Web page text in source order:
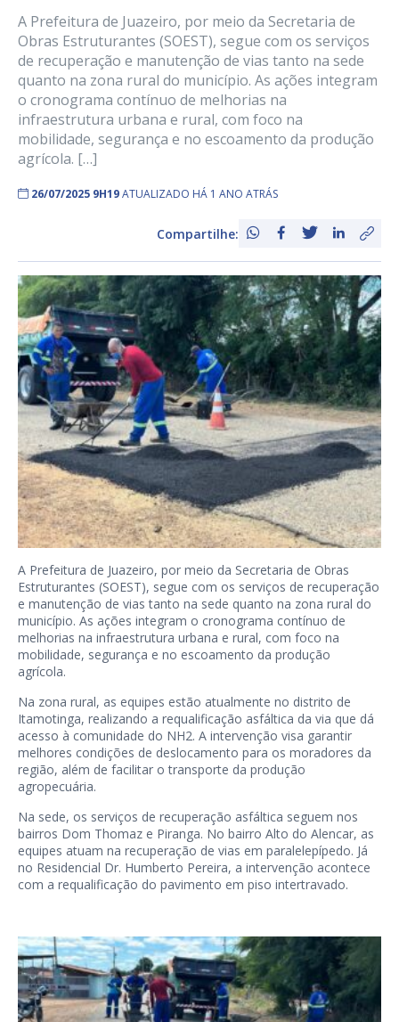
A Prefeitura de Juazeiro, por meio da Secretaria de
Obras Estruturantes (SOEST), segue com os serviços
de recuperação e manutenção de vias tanto na sede
quanto na zona rural do município. As ações integram
o cronograma contínuo de melhorias na
infraestrutura urbana e rural, com foco na
mobilidade, segurança e no escoamento da produção
agrícola. […]
26/07/2025 9H19ATUALIZADO HÁ 1 ANO ATRÁS
Compartilhe:
A Prefeitura de Juazeiro, por meio da Secretaria de Obras
Estruturantes (SOEST), segue com os serviços de recuperação
e manutenção de vias tanto na sede quanto na zona rural do
município. As ações integram o cronograma contínuo de
melhorias na infraestrutura urbana e rural, com foco na
mobilidade, segurança e no escoamento da produção
agrícola.
Na zona rural, as equipes estão atualmente no distrito de
Itamotinga, realizando a requalificação asfáltica da via que dá
acesso à comunidade do NH2. A intervenção visa garantir
melhores condições de deslocamento para os moradores da
região, além de facilitar o transporte da produção
agropecuária.
Na sede, os serviços de recuperação asfáltica seguem nos
bairros Dom Thomaz e Piranga. No bairro Alto do Alencar, as
equipes atuam na recuperação de vias em paralelepípedo. Já
no Residencial Dr. Humberto Pereira, a intervenção acontece
com a requalificação do pavimento em piso intertravado.